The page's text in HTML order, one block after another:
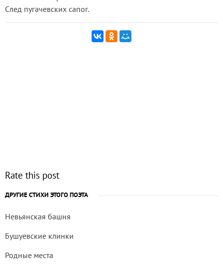
След пугачевских сапог.
Rate this post
ДРУГИЕ СТИХИ ЭТОГО ПОЭТА
Невьянская башня
Бушуевские клинки
Родные места